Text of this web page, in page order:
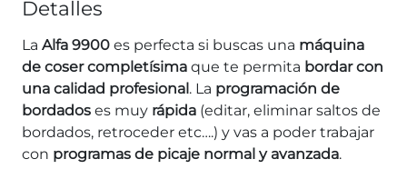
Detalles
La Alfa 9900 es perfecta si buscas una máquina
de coser completísima que te permita bordar con
una calidad profesional. La programación de
bordados es muy rápida (editar, eliminar saltos de
bordados, retroceder etc….) y vas a poder trabajar
con programas de picaje normal y avanzada.